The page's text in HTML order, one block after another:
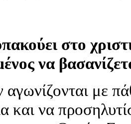
στο
να
αγωνίζονται με
και να